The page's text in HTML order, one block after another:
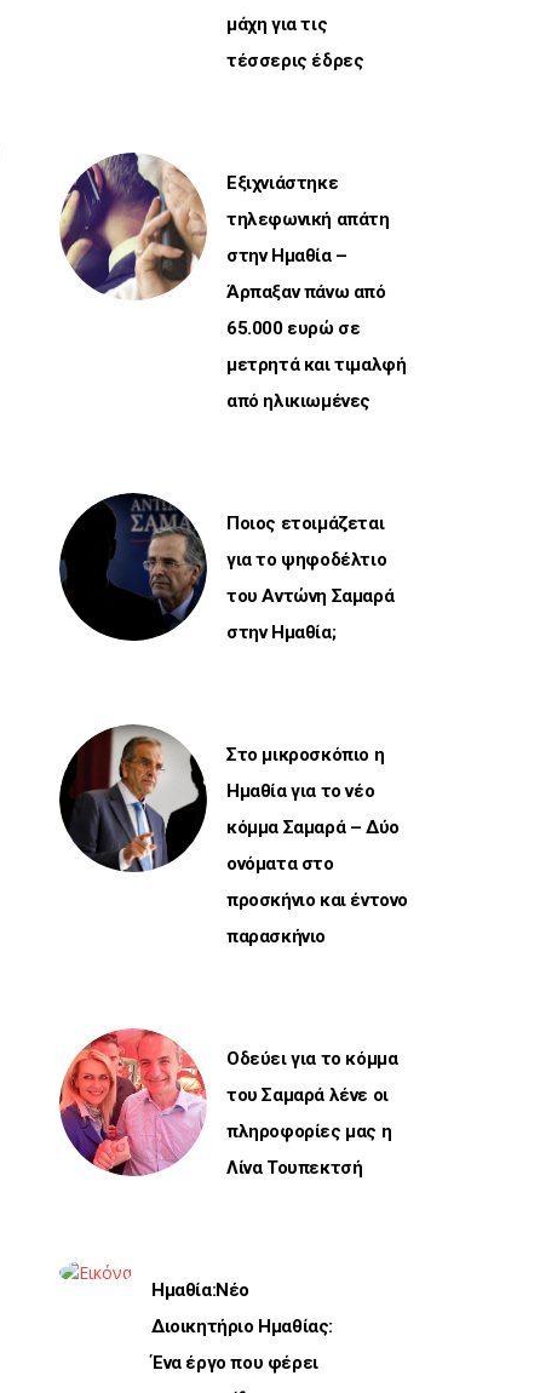
μάχη για τις
τέσσερις έδρες
Εξιχνιάστηκε
τηλεφωνική απάτη
στην Ημαθία –
Άρπαξαν πάνω από
65.000 ευρώ σε
μετρητά και τιμαλφή
από ηλικιωμένες
Ποιος ετοιμάζεται
για το ψηφοδέλτιο
του Αντώνη Σαμαρά
στην Ημαθία;
Στο μικροσκόπιο η
Ημαθία για το νέο
κόμμα Σαμαρά – Δύο
ονόματα στο
προσκήνιο και έντονο
παρασκήνιο
Οδεύει για το κόμμα
του Σαμαρά λένε οι
πληροφορίες μας η
Λίνα Τουπεκτσή
Ημαθία:Νέο
Διοικητήριο Ημαθίας:
Ένα έργο που φέρει